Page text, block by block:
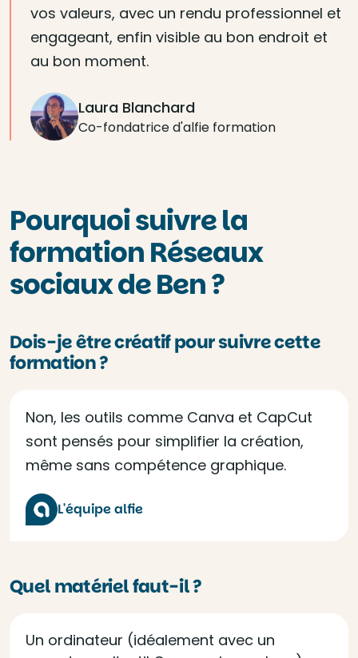
vos valeurs, avec un rendu professionnel et
engageant, enfin visible au bon endroit et
au bon moment.
Laura Blanchard
Co-fondatrice d'alfie formation
Pourquoi suivre la
formation Réseaux
sociaux de Ben ?
Dois-je être créatif pour suivre cette
formation ?
Non, les outils comme Canva et CapCut
sont pensés pour simplifier la création,
même sans compétence graphique.
L'équipe alfie
Quel matériel faut-il ?
Un ordinateur (idéalement avec un